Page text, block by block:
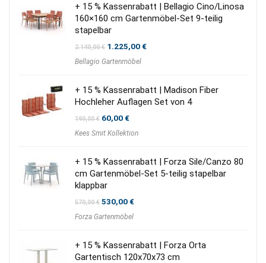
+ 15 % Kassenrabatt | Bellagio Cino/Linosa
160×160 cm Gartenmöbel-Set 9-teilig
stapelbar
2.140,00€ Ursprünglicher
war:
1.225,00€Aktueller
Bellagio Gartenmöbel
+ 15 % Kassenrabatt | Madison Fiber
Hochleher Auflagen Set von 4
190,00€ Ursprünglicher
war:
60,00€Aktueller
ist:
Kees Smit Kollektion
+ 15 % Kassenrabatt | Forza Sile/Canzo 80
cm Gartenmöbel-Set 5-teilig stapelbar
klappbar
570,00€ Ursprünglicher
war:
530,00€Aktueller
Forza Gartenmöbel
+ 15 % Kassenrabatt | Forza Orta
Gartentisch 120x70x73 cm